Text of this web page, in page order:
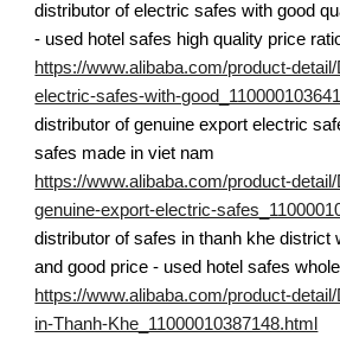
distributor of electric safes with good
- used hotel safes high quality price
https://www.alibaba.com/product-
electric-safes-with-
distributor of genuine export electric
safes made in viet nam
https://www.alibaba.com/product-
genuine-export-electric-
distributor of safes in thanh khe district
and good price - used hotel safes
https://www.alibaba.com/product-
in-Thanh-Khe_11000010387148.html